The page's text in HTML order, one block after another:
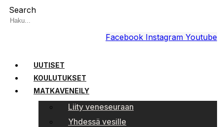
Search
Facebook Instagram Youtube
UUTISET
KOULUTUKSET
MATKAVENEILY
Liity veneseuraan
Yhdessä vesille